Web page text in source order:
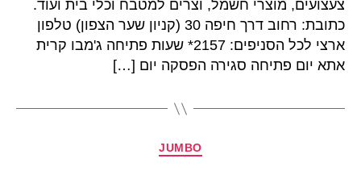
צעצועים, מוצרי חשמל, וצרים למטבח וכלי בית ועוד.
כתובת: רחוב דרך חיפה 30 (קניון שער הצפון) טלפון
ארצי לכל הסניפים: 2157* שעות פתיחה ג'מבו קרית
אתא יום פתיחה סגירה הפסקה יום […]
קטגוריותJUMBO